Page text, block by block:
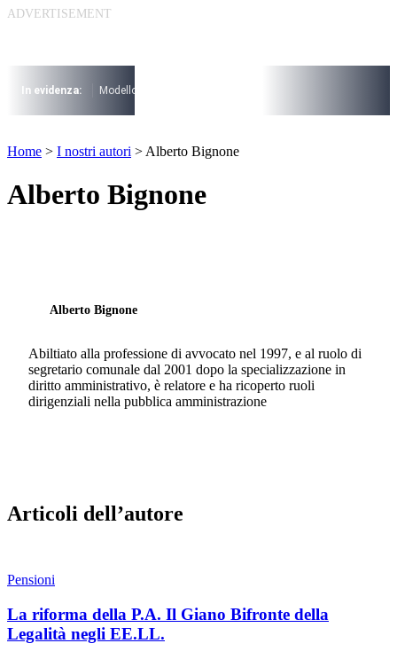
Vai
Lorem ipsum dolor sit amet consectetur
In evidenza: Modello 730
Lorem ipsum dolor sit amet consectetur
Home > I nostri autori > Alberto Bignone
Alberto Bignone
Alberto Bignone
Abiltiato alla professione di avvocato nel 1997, e al ruolo di
segretario comunale dal 2001 dopo la specializzazione in
diritto amministrativo, è relatore e ha ricoperto ruoli
dirigenziali nella pubblica amministrazione
Articoli dell’autore
Pensioni
La riforma della P.A. Il Giano Bifronte della
Legalità negli EE.LL.